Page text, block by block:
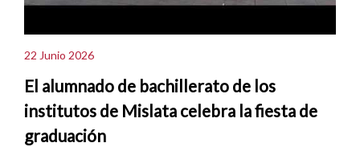
22 Junio 2026
El alumnado de bachillerato de los
institutos de Mislata celebra la fiesta de
graduación